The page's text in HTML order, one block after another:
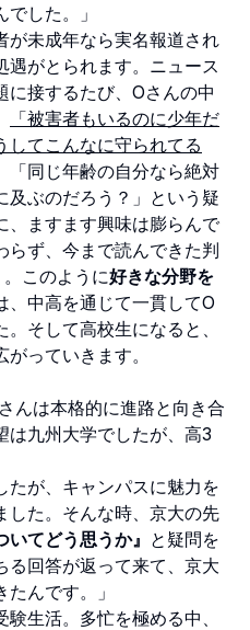
した。」
が未成年なら実名報道され
遇がとられます。ニュース
に接するたび、Oさんの中
「被害者もいるのに少年だ
てこんなに守られてる
「同じ年齢の自分なら絶対
及ぶのだろう？」という疑
ますます興味は膨らんで
らず、今まで読んできた判
。このように好きな分野を
、中高を通じて一貫してO
そして高校生になると、
っていきます。
んは本格的に進路と向き合
は九州大学でしたが、高3
たが、キャンパスに魅力を
した。そんな時、京大の先
いてどう思うか』 と疑問を
る回答が返って来て、京大
んです。」
生活。多忙を極める中、